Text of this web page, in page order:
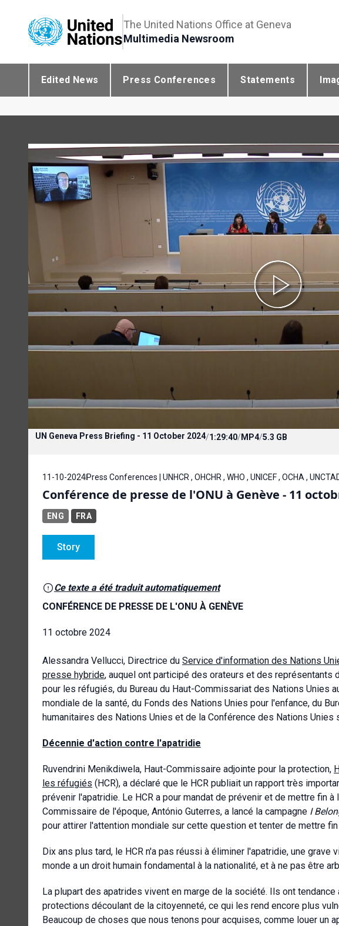
The United Nations Office at Geneva
Multimedia Newsroom
Edited News Press Conferences Statements
UN Geneva Press Briefing - 11 October 2024/1:29:40/MP4/5.3 GB
11-10-2024Press Conferences | UNHCR , OHCHR , WHO , UNICEF , OCHA ,
Conférence de presse de l'ONU à Genève - 11
ENG FRA
Story
Ce texte a été traduit automatiquement
CONFÉRENCE DE PRESSE DE L'ONU À GENÈVE
11 octobre 2024
Alessandra Vellucci, Directrice du Service d'information des Nations
presse hybride, auquel ont participé des orateurs et des représentants
pour les réfugiés, du Bureau du Haut-Commissariat des Nations Unies
mondiale de la santé, du Fonds des Nations Unies pour l'enfance, du
humanitaires des Nations Unies et de la Conférence des Nations
Décennie d'action contre l'apatridie
Ruvendrini Menikdiwela, Haut-Commissaire adjointe pour la protection,
les réfugiés (HCR), a déclaré que le HCR publiait un rapport très
prévenir l'apatridie. Le HCR a pour mandat de prévenir et de mettre fin à
Commissaire de l'époque, António Guterres, a lancé la campagne I
pour attirer l'attention mondiale sur cette question et tenter de mettre
Dix ans plus tard, le HCR n'a pas réussi à éliminer l'apatridie, une
monde a un droit humain fondamental à la nationalité, et à ne pas être
La plupart des apatrides vivent en marge de la société. Ils ont
protections découlant de la citoyenneté, ce qui les rend encore plus
Beaucoup de choses que nous tenons pour acquises, comme louer un